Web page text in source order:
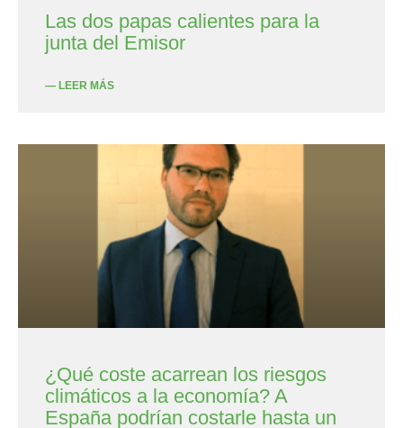
Las dos papas calientes para la
junta del Emisor
— LEER MÁS
¿Qué coste acarrean los riesgos
climáticos a la economía? A
España podrían costarle hasta un